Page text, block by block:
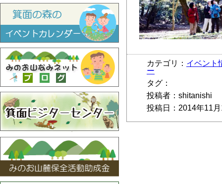
カテゴリ： イベント
ー
タグ：
投稿者：shitanishi
投稿日：2014年11